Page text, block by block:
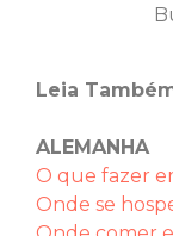
Leia
ALEMANHA
O que fazer
Onde se